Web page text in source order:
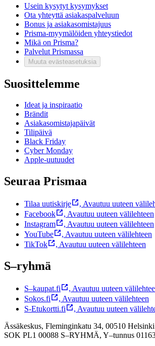
Usein kysytyt kysymykset
Ota yhteyttä asiakaspalveluun
Bonus ja asiakasomistajuus
Prisma-myymälöiden yhteystiedot
Mikä on Prisma?
Palvelut Prismassa
Muuta evästeasetuksia
Suosittelemme
Ideat ja inspiraatio
Brändit
Asiakasomistajapäivät
Tilipäivä
Black Friday
Cyber Monday
Apple-uutuudet
Seuraa Prismaa
Tilaa uutiskirje , Avautuu uuteen
Facebook
, Avautuu uuteen välilehteen
Instagram
, Avautuu uuteen välilehteen
YouTube
, Avautuu uuteen välilehteen
TikTok
, Avautuu uuteen välilehteen
S–ryhmä
S–kaupat.fi , Avautuu uuteen
Sokos.fi
, Avautuu uuteen välilehteen
S-Etukortti.fi
, Avautuu uuteen
Ässäkeskus, Fleminginkatu 34, 00510 Helsinki
SOK PL1 00088 S–RYHMÄ, Y–tunnus